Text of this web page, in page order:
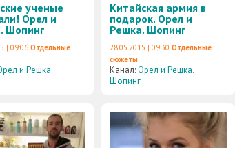
ученые
Орел и
Шопинг
| 09:06 Отдельные
и Решка.
Китайская армия в
подарок. Орел и
Решка. Шопинг
28.05.2015 | 09:30 Отдельные
сюжеты
Канал:Орел и Решка.
Шопинг